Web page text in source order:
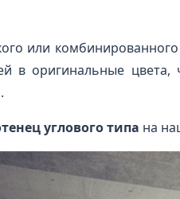
или
в оригинальные
углового типа на